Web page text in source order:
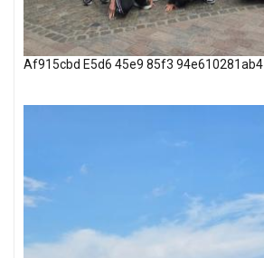
Af915cbd E5d6 45e9 85f3 94e610281ab4